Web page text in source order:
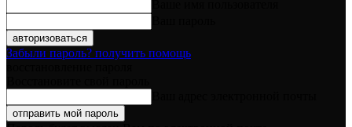
Забыли пароль? получить помощь